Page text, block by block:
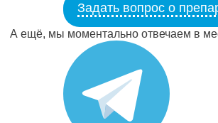
Задать вопрос о
А ещё, мы моментально отвечаем в